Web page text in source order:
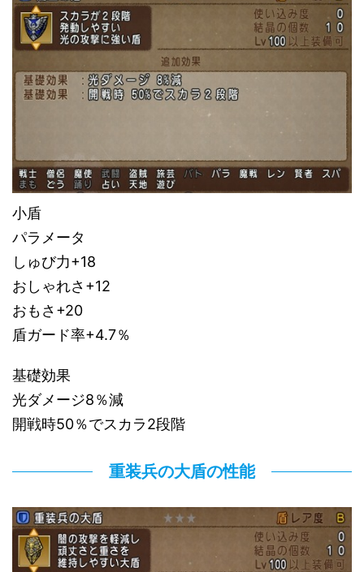
小盾
パラメータ
しゅび力+18
おしゃれさ+12
おもさ+20
盾ガード率+4.7％
基礎効果
光ダメージ8％減
開戦時50％でスカラ2段階
重装兵の大盾の性能